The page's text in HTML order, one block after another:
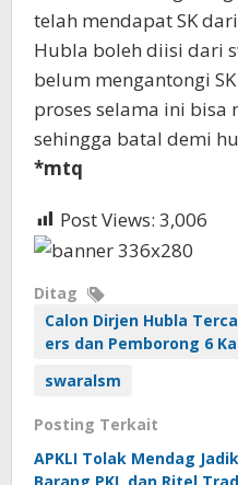
telah mendapat SK
Hubla boleh diisi dari
belum mengantongi
proses selama ini
sehingga batal demi
*mtq
Post Views: 3,006
Ditag
Calon Dirjen Hubla
ers dan Pemborong 6
swaralsm
Posting Terkait
APKLI Tolak Mendag